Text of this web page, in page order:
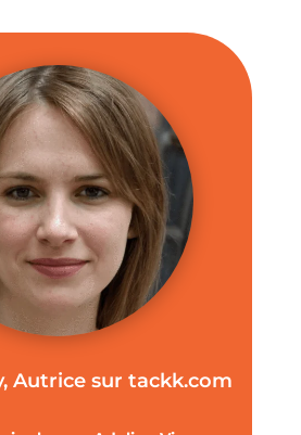
Autrice sur tackk.com